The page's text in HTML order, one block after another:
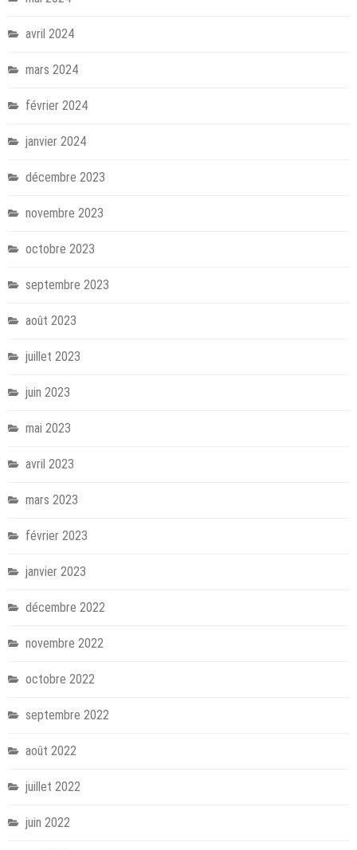
avril 2024
mars 2024
février 2024
janvier 2024
décembre 2023
novembre 2023
octobre 2023
septembre 2023
août 2023
juillet 2023
juin 2023
mai 2023
avril 2023
mars 2023
février 2023
janvier 2023
décembre 2022
novembre 2022
octobre 2022
septembre 2022
août 2022
juillet 2022
juin 2022